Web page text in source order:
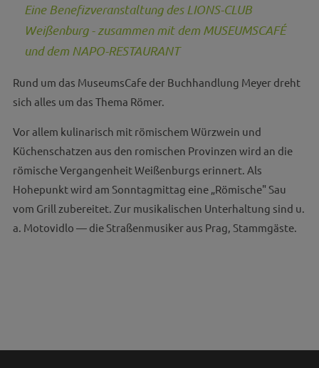
Eine Benefizveranstaltung des LIONS-CLUB
Weißenburg - zusammen mit dem MUSEUMSCAFÉ
und dem NAPO-RESTAURANT
Rund um das MuseumsCafe der Buchhandlung Meyer dreht
sich alles um das Thema Römer.
Vor allem kulinarisch mit römischem Würzwein und
Küchenschatzen aus den romischen Provinzen wird an die
römische Vergangenheit Weißenburgs erinnert. Als
Hohepunkt wird am Sonntagmittag eine „Römische" Sau
vom Grill zubereitet. Zur musikalischen Unterhaltung sind u.
a. Motovidlo — die Straßenmusiker aus Prag, Stammgäste.